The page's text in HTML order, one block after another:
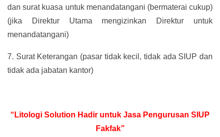
dan surat kuasa untuk menandatangani (bermaterai cukup)
(jika Direktur Utama mengizinkan Direktur untuk
menandatangani)
7. Surat Keterangan (pasar tidak kecil, tidak ada SIUP dan
tidak ada jabatan kantor)
“Litologi Solution Hadir untuk Jasa Pengurusan SIUP
Fakfak”